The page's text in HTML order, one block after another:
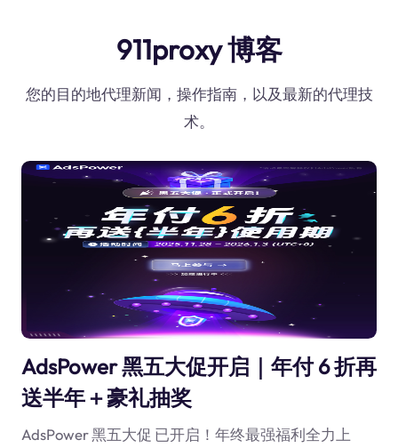
911proxy 博客
您的目的地代理新闻，操作指南，以及最新的代理技
术。
AdsPower 黑五大促开启｜年付 6 折再
送半年＋豪礼抽奖
AdsPower 黑五大促 已开启！年终最强福利全力上